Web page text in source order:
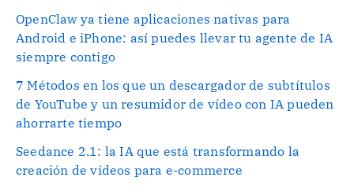
OpenClaw ya tiene aplicaciones nativas para
Android e iPhone: así puedes llevar tu agente de IA
siempre contigo
7 Métodos en los que un descargador de subtítulos
de YouTube y un resumidor de vídeo con IA pueden
ahorrarte tiempo
Seedance 2.1: la IA que está transformando la
creación de vídeos para e-commerce